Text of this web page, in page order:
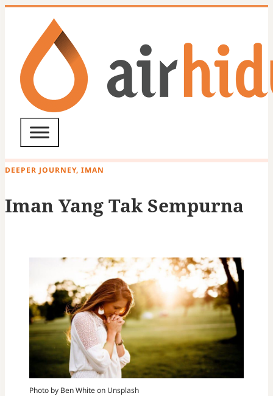
DEEPER JOURNEY, IMAN
Iman Yang Tak Sempurna
Photo by Ben White on Unsplash